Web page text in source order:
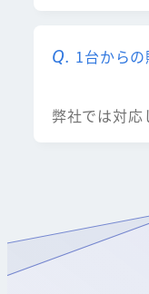
1台から
弊社では対応